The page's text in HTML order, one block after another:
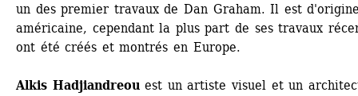
un des premier travaux de Dan Graham. Il est
américaine, cependant la plus part de ses travaux
ont été créés et montrés en Europe.
Alkis Hadjiandreouest un artiste visuel et un